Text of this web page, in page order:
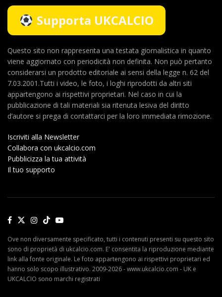
Supporta UKCALCIO
Questo sito non rappresenta una testata giornalistica in quanto
viene aggiornato con periodicità non definita. Non può pertanto
considerarsi un prodotto editoriale ai sensi della legge n. 62 del
7.03.2001.Tutti i video, le foto, i loghi riprodotti da altri siti
appartengono ai rispettivi proprietari. Nel caso in cui la
pubblicazione di tali materiali sia ritenuta lesiva del diritto
d’autore si prega di contattarci per la loro immediata rimozione.
Iscriviti alla Newsletter
Collabora con ukcalcio.com
Pubblicizza la tua attività
Il tuo supporto
Ove non diversamente specificato, tutti i contenuti presenti su questo sito
sono di proprietà di ukcalcio.com. E' consentita la riproduzione mediante
link alla fonte originale. Le foto appartengono ai rispettivi proprietari ed
hanno solo scopo illustrativo. 2009-2026 - www.ukcalcio.com - UK e
UKCALCIO sono marchi registrati